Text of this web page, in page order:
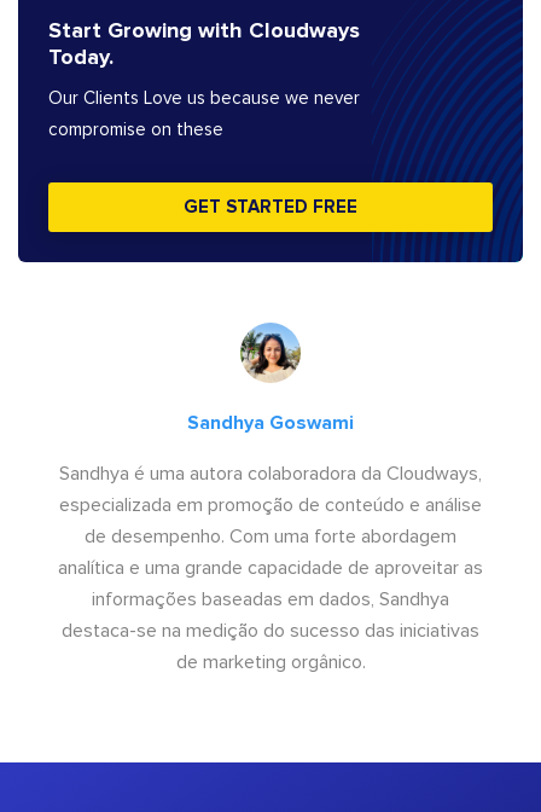
Start Growing with Cloudways
Today.
Our Clients Love us because we never
compromise on these
GET STARTED FREE
Sandhya Goswami
Sandhya é uma autora colaboradora da Cloudways,
especializada em promoção de conteúdo e análise
de desempenho. Com uma forte abordagem
analítica e uma grande capacidade de aproveitar as
informações baseadas em dados, Sandhya
destaca-se na medição do sucesso das iniciativas
de marketing orgânico.